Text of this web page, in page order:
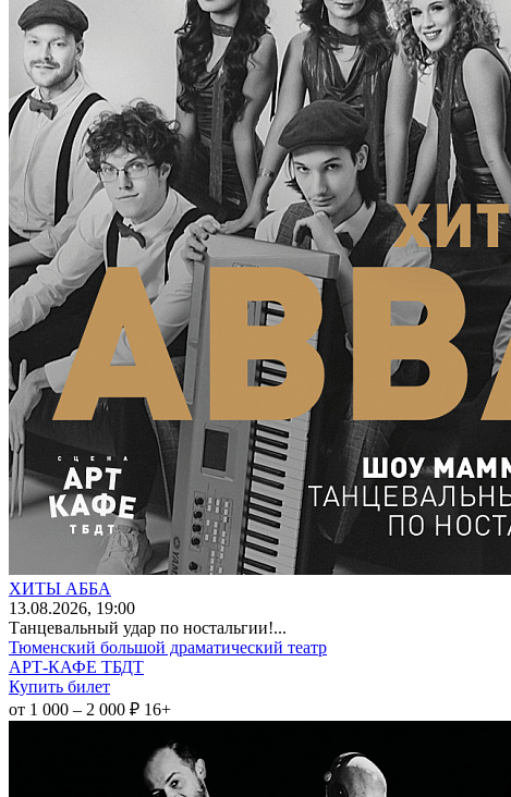
ХИТЫ АББА
13.08.2026, 19:00
Танцевальный удар по ностальгии!...
Тюменский большой драматический театр
АРТ-КАФЕ ТБДТ
Купить билет
от 1 000 – 2 000 ₽ 16+